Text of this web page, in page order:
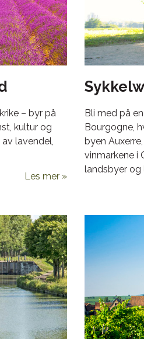
– byr på
kultur og
lavendel,
Les mer
Bli med på
Bourgogne,
byen
vinmarkene i
landsbyer og